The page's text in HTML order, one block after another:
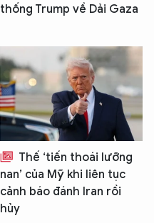
thống Trump về Dải Gaza
Thế ‘tiến thoái lưỡng
nan’ của Mỹ khi liên tục
cảnh báo đánh Iran rồi
hủy